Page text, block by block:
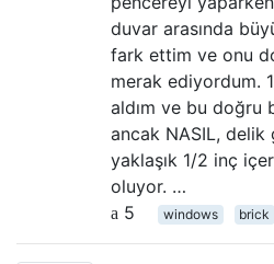
duvar arasında
fark ettim ve onu
merak ediyordum.
aldım ve bu doğru
ancak NASIL,
yaklaşık 1/2 inç
oluyor. …
5
windows brick